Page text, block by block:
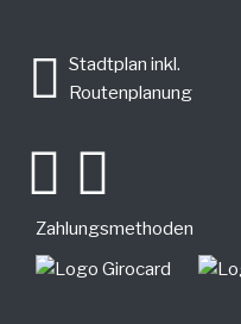
Stadtplan inkl.
Routenplanung
Zahlungsmethoden